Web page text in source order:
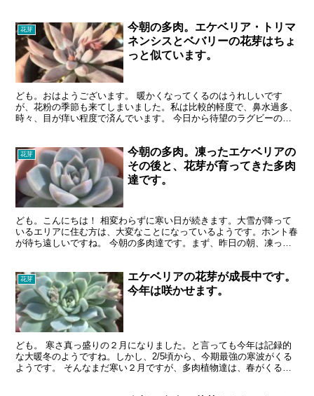
花芽
今朝の多肉。エケベリア・トリマ
ネンシスとベバリーの花芽はちょ
っと似ています。
ども。おはようございます。 暖かくなってくるのはうれしいです
が、花粉の季節も来てしまいました。私は比較的軽度で、鼻水過多、
時々、目が痒い程度で済んでいます。 今日から待望のラグビーのト
花芽
今朝の多肉。凍ったエケベリアの
その後と、花芽が育ってきた多肉
達です。
ども。こんにちは！ 相変わらずに寒い日が続きます。大雪が降って
いるエリアに住む方は、大変なことになっているようです。ホント春
が待ち遠しいですね。 今朝の多肉達です。まず、昨日の朝、凍った
花芽
エケベリアの花芽が成長中です。
今年は咲かせます。
ども。 寒さ真っ盛りの２月になりました。と言っても今年は記録的
な大暖冬のようですね。しかし、2/5頃から、今期最強の寒波がくる
ようです。 そんなまだ寒い２月ですが、多肉植物達は、春がくるこ